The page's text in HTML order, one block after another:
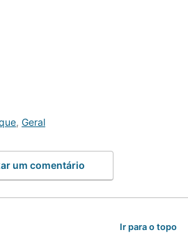
, Geral
um comentário
Ir para o topo